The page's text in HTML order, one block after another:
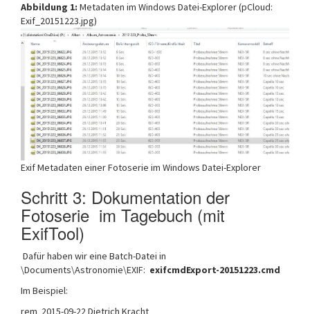
Abbildung 1: Metadaten im Windows Datei-Explorer (pCloud:
Exif_20151223.jpg)
Exif Metadaten einer Fotoserie im Windows Datei-Explorer
Schritt 3: Dokumentation der
Fotoserie im Tagebuch (mit
ExifTool)
Dafür haben wir eine Batch-Datei in
\Documents\Astronomie\EXIF: exifcmdExport-20151223.cmd
Im Beispiel:
rem 2015-09-22 Dietrich Kracht